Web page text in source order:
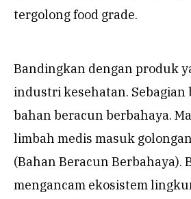
tergolong food grade.
Bandingkan dengan produk
industri kesehatan. Sebagian
bahan beracun berbahaya.
limbah medis masuk
(Bahan Beracun Berbahaya).
mengancam ekosistem